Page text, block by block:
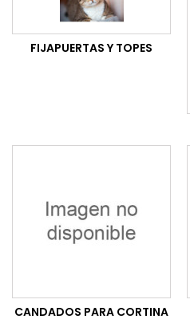
FIJAPUERTAS Y TOPES
CANDADOS PARA CORTINA